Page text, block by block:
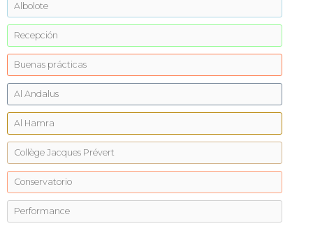
Albolote
Recepción
Buenas prácticas
Al Andalus
Al Hamra
Collège Jacques Prévert
Conservatorio
Performance